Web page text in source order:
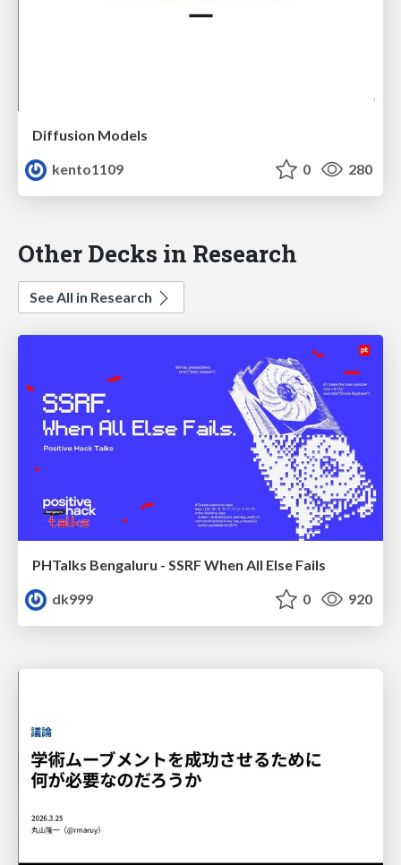
Diffusion Models
kento1109
0 280
Other Decks in Research
See All in Research
PHTalks Bengaluru - SSRF When All Else Fails
dk999
0 920